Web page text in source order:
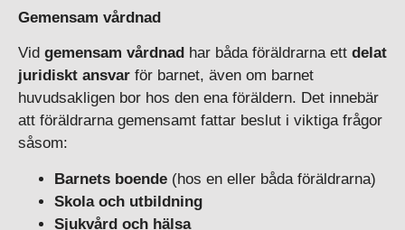
Gemensam vårdnad
Vid gemensam vårdnad har båda föräldrarna ett delat
juridiskt ansvar för barnet, även om barnet
huvudsakligen bor hos den ena föräldern. Det innebär
att föräldrarna gemensamt fattar beslut i viktiga frågor
såsom:
Barnets boende (hos en eller båda föräldrarna)
Skola och utbildning
Sjukvård och hälsa